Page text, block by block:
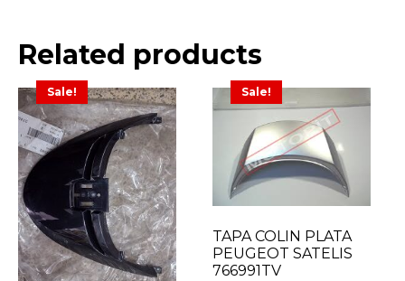
Related products
Sale! Sale!
TAPA COLIN PLATA
PEUGEOT SATELIS
766991TV